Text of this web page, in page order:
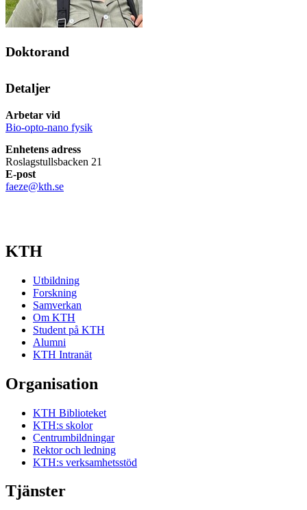
Doktorand
Detaljer
Arbetar vid
Bio-opto-nano fysik
Enhetens adress
Roslagstullsbacken 21
E-post
faeze@kth.se
KTH
Utbildning
Forskning
Samverkan
Om KTH
Student på KTH
Alumni
KTH Intranät
Organisation
KTH Biblioteket
KTH:s skolor
Centrumbildningar
Rektor och ledning
KTH:s verksamhetsstöd
Tjänster